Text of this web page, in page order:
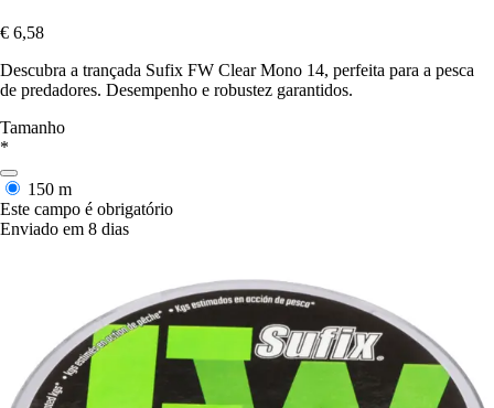
€ 6,58
Descubra a trançada Sufix FW Clear Mono 14, perfeita para a pesca
de predadores. Desempenho e robustez garantidos.
Tamanho
*
150 m
Este campo é obrigatório
Enviado em 8 dias